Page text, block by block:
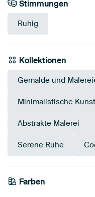
Stimmungen
Ruhig
Kollektionen
Gemälde und
Minimalistische Kunst
Abstrakte Malerei
Serene Ruhe
Farben
Blau
Taupe